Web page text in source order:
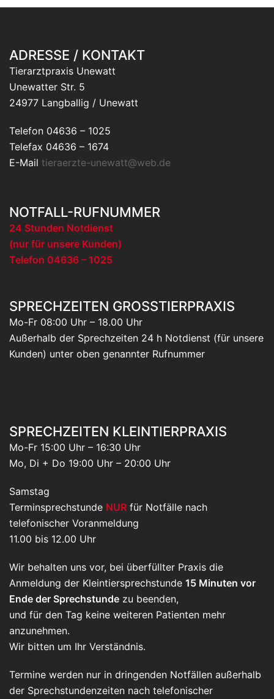
ADRESSE / KONTAKT
Tierarztpraxis Unewatt
Unewatter Str. 5
24977 Langballig / Unewatt
Telefon 04636 – 1025
Telefax 04636 – 1674
E-Mail tieraerzte-unewatt@web.de
NOTFALL-RUFNUMMER
24 Stunden Notdienst
(nur für unsere Kunden)
Telefon 04636 – 1025
SPRECHZEITEN GROSSTIERPRAXIS
Mo-Fr 08:00 Uhr – 18.00 Uhr
Außerhalb der Sprechzeiten 24 h Notdienst (für unsere
Kunden) unter oben genannter Rufnummer
SPRECHZEITEN KLEINTIERPRAXIS
Mo-Fr 15:00 Uhr – 16:30 Uhr
Mo, Di + Do 19:00 Uhr – 20:00 Uhr
Samstag
Terminsprechstunde NUR für Notfälle nach
telefonischer Voranmeldung
11.00 bis 12.00 Uhr
Wir behalten uns vor, bei überfüllter Praxis die
Anmeldung der Kleintiersprechstunde 15 Minuten vor
Ende der Sprechstunde zu beenden,
und für den Tag keine weiteren Patienten mehr
anzunehmen.
Wir bitten um Ihr Verständnis.
Termine werden nur in dringenden Notfällen außerhalb
der Sprechstundenzeiten nach telefonischer